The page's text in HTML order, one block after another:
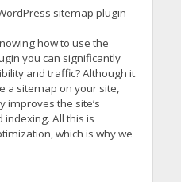
sitemap plugin
how to use the
you can significantly
and traffic? Although it
a sitemap on your site,
improves the site’s
indexing. All this is
which is why we